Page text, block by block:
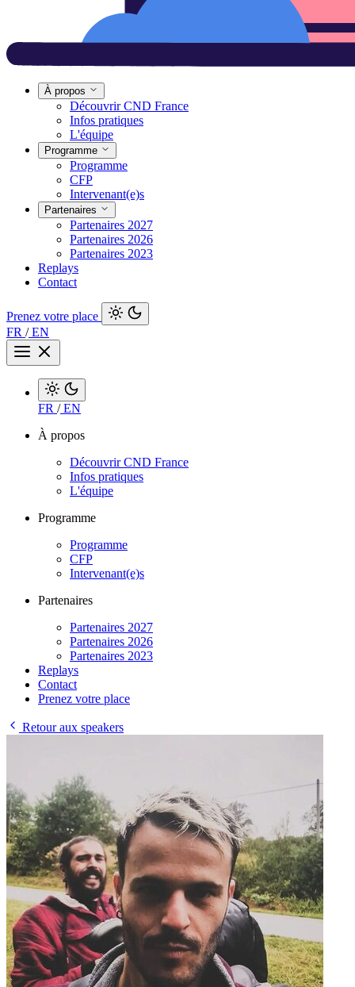
À propos
Découvrir CND France
Infos pratiques
L'équipe
Programme
Programme
CFP
Intervenant(e)s
Partenaires
Partenaires 2027
Partenaires 2026
Partenaires 2023
Replays
Contact
Prenez votre place
FR /EN
FR /EN
À propos
Découvrir CND France
Infos pratiques
L'équipe
Programme
Programme
CFP
Intervenant(e)s
Partenaires
Partenaires 2027
Partenaires 2026
Partenaires 2023
Replays
Contact
Prenez votre place
Retour aux speakers